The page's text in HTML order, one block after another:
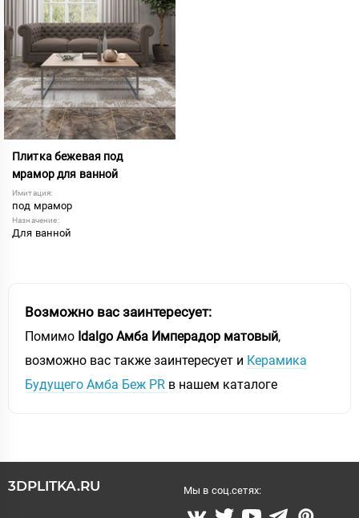
Плитка бежевая под
мрамор для ванной
Имитация:
под мрамор
Назначение:
Для ванной
Возможно вас заинтересует:
Помимо Idalgo Амба Имперадор матовый,
возможно вас также заинтересует и Керамика
Будущего Амба Беж PR в нашем каталоге
3DPLITKA.RU Мы в соц.сетях: